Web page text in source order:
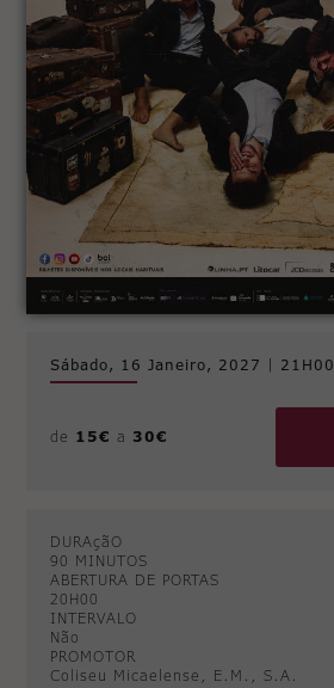
Sábado, 16 Janeiro, 2027 | 21H00
de 15€ a 30€
DURAçãO
90 MINUTOS
ABERTURA DE PORTAS
20H00
INTERVALO
Não
PROMOTOR
Coliseu Micaelense, E.M., S.A.